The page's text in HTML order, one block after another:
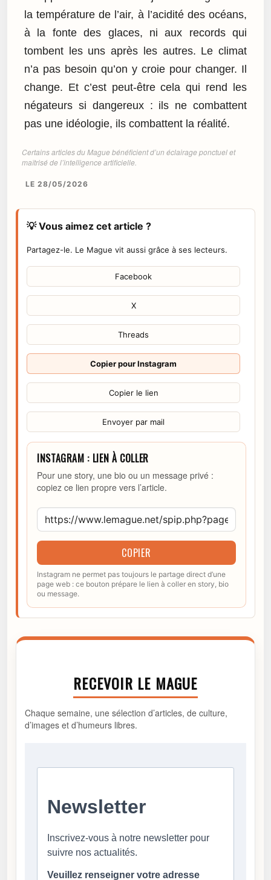
la température de l’air, à l’acidité des océans,
à la fonte des glaces, ni aux records qui
tombent les uns après les autres. Le climat
n’a pas besoin qu’on y croie pour changer. Il
change. Et c’est peut-être cela qui rend les
négateurs si dangereux : ils ne combattent
pas une idéologie, ils combattent la réalité.
Certains articles du Mague bénéficient d’un éclairage ponctuel et
maîtrisé de l’intelligence artificielle.
LE 28/05/2026
💡 Vous aimez cet article ?
Partagez-le. Le Mague vit aussi grâce à ses lecteurs.
Facebook
X
Threads
Copier pour Instagram
Copier le lien
Envoyer par mail
INSTAGRAM : LIEN À COLLER
Pour une story, une bio ou un message privé :
copiez ce lien propre vers l’article.
COPIER
Instagram ne permet pas toujours le partage direct d’une
page web : ce bouton prépare le lien à coller en story, bio
ou message.
RECEVOIR LE MAGUE
Chaque semaine, une sélection d’articles, de culture,
d’images et d’humeurs libres.